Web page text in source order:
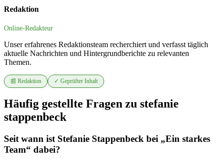
Redaktion
Online-Redakteur
Unser erfahrenes Redaktionsteam recherchiert und verfasst täglich
aktuelle Nachrichten und Hintergrundberichte zu relevanten
Themen.
📰 Redaktion ✓ Geprüfter Inhalt
Häufig gestellte Fragen zu stefanie
stappenbeck
Seit wann ist Stefanie Stappenbeck bei „Ein starkes
Team“ dabei?